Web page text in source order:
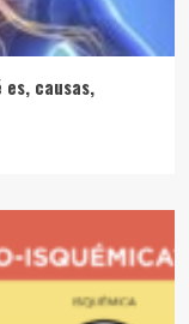
causas,